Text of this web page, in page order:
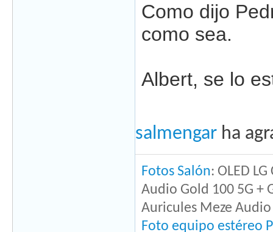
Como dijo
como sea.
Albert, se lo
salmengar ha
Fotos Salón: OLED
Audio Gold 100 5G +
Auricules Meze Audio
Foto equipo estéreo